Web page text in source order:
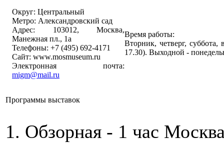
Округ: Центральный
Метро: Александровский сад
Адрес: 103012, Москва,
Манежная пл., 1а
Телефоны: +7 (495) 692-4171
Сайт: www.mosmuseum.ru
Электронная почта:
migm@mail.ru
Время работы:
Вторник, четверг,
17.30). Выходной -
Программы выставок
1. Обзорная - 1 час